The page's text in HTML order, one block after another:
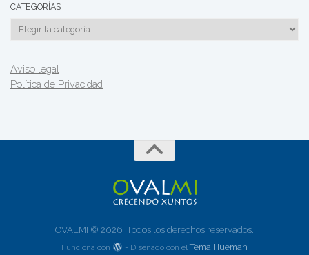
CATEGORÍAS
Categorías
Aviso legal
Política de Privacidad
OVALMI © 2026. Todos los derechos reservados.
Funciona con - Diseñado con elTema Hueman